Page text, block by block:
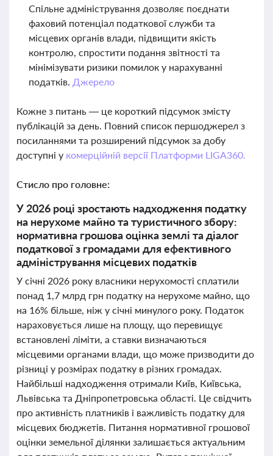
Спільне адміністрування дозволяє поєднати
фаховий потенціал податкової служби та
місцевих органів влади, підвищити якість
контролю, спростити подання звітності та
мінімізувати ризики помилок у нарахуванні
податків. Джерело
Кожне з питань — це короткий підсумок змісту
публікацій за день. Повний список першоджерел з
посиланнями та розширений підсумок за добу
доступні у комерційній версії Платформи LIGA360.
Стисло про головне:
У 2026 році зростають надходження податку
на нерухоме майно та туристичного збору:
нормативна грошова оцінка землі та діалог
податкової з громадами для ефективного
адміністрування місцевих податків
У січні 2026 року власники нерухомості сплатили
понад 1,7 млрд грн податку на нерухоме майно, що
на 16% більше, ніж у січні минулого року. Податок
нараховується лише на площу, що перевищує
встановлені ліміти, а ставки визначаються
місцевими органами влади, що може призводити до
різниці у розмірах податку в різних громадах.
Найбільші надходження отримали Київ, Київська,
Львівська та Дніпропетровська області. Це свідчить
про активність платників і важливість податку для
місцевих бюджетів. Питання нормативної грошової
оцінки земельної ділянки залишається актуальним